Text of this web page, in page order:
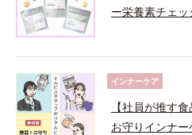
ー栄養素チェッ
インナーケア
【社員が推す
お守りインナー